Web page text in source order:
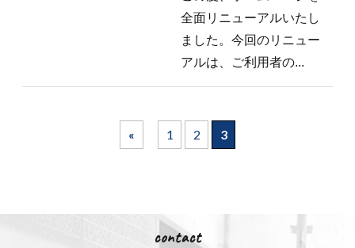
全面リニューアルいたし
ました。今回のリニュー
アルは、ご利用者の...
« 1 2 3
contact